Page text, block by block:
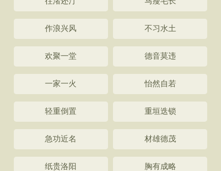
作浪兴风 不习水土
欢聚一堂 德音莫违
一家一火 怡然自若
轻重倒置 重垣迭锁
急功近名 材雄德茂
纸贵洛阳 胸有成略